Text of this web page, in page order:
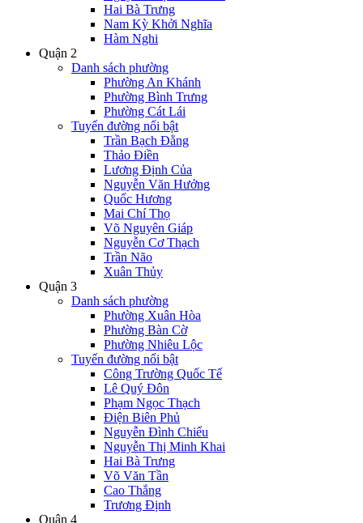
Hai Bà Trưng
Nam Kỳ Khởi Nghĩa
Hàm Nghi
Quận 2
Danh sách phường
Phường An Khánh
Phường Bình Trưng
Phường Cát Lái
Tuyến đường nổi bật
Trần Bạch Đằng
Thảo Điền
Lương Định Của
Nguyễn Văn Hưởng
Quốc Hương
Mai Chí Thọ
Võ Nguyên Giáp
Nguyễn Cơ Thạch
Trần Não
Xuân Thủy
Quận 3
Danh sách phường
Phường Xuân Hòa
Phường Bàn Cờ
Phường Nhiêu Lộc
Tuyến đường nổi bật
Công Trường Quốc Tế
Lê Quý Đôn
Phạm Ngọc Thạch
Điện Biên Phủ
Nguyễn Đình Chiểu
Nguyễn Thị Minh Khai
Hai Bà Trưng
Võ Văn Tần
Cao Thắng
Trương Định
Quận 4